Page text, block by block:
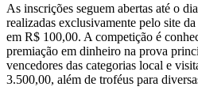
As inscrições seguem abertas até o
realizadas exclusivamente pelo site
em R$ 100,00. A competição é
premiação em dinheiro na prova
vencedores das categorias local e
3.500,00, além de troféus para